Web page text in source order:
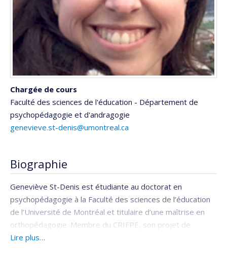
Chargée de cours
Faculté des sciences de l'éducation - Département de
psychopédagogie et d'andragogie
genevieve.st-denis@umontreal.ca
Biographie
Geneviève St-Denis est étudiante au doctorat en
psychopédagogie à la Faculté des sciences de l’éducation
de l’Université de Montréal et titulaire d’une maîtrise en
orthopédagogie. Membre du CRIFPE, son projet de
recherche porte principalement sur les concepts de
Lire plus…